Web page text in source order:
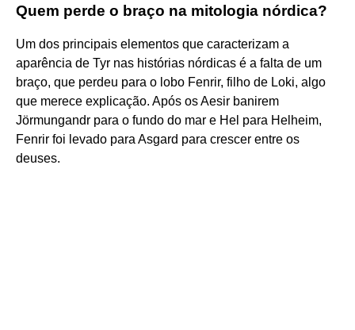
Quem perde o braço na mitologia nórdica?
Um dos principais elementos que caracterizam a
aparência de Tyr nas histórias nórdicas é a falta de um
braço, que perdeu para o lobo Fenrir, filho de Loki, algo
que merece explicação. Após os Aesir banirem
Jörmungandr para o fundo do mar e Hel para Helheim,
Fenrir foi levado para Asgard para crescer entre os
deuses.